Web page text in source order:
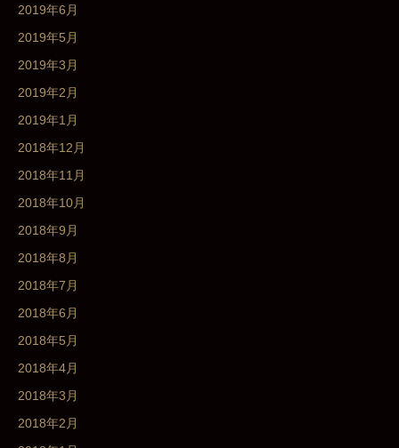
2019年6月
2019年5月
2019年3月
2019年2月
2019年1月
2018年12月
2018年11月
2018年10月
2018年9月
2018年8月
2018年7月
2018年6月
2018年5月
2018年4月
2018年3月
2018年2月